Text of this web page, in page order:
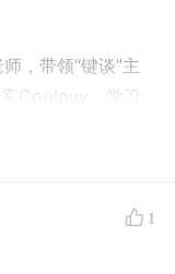
，带领“键谈”主
Coolguy，学习
盘魅力，帮助大
1